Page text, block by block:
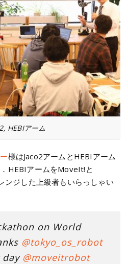
HEBIアーム
様はJaco2アームとHEBIアーム
HEBIアームをMoveIt!と
ンジした上級者もいらっしゃい
on World
@tokyo_os_robot
day @moveitrobot